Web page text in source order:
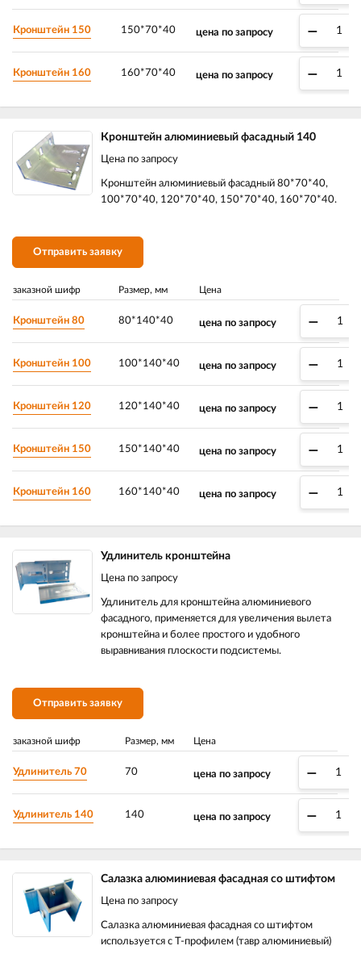
Кронштейн 150 150*70*40 цена по запросу –
Кронштейн 160 160*70*40 цена по запросу –
Кронштейн алюминиевый фасадный 140
Цена по запросу
Кронштейн алюминиевый фасадный 80*70*40,
100*70*40, 120*70*40, 150*70*40, 160*70*40.
Отправить заявку
заказной шифр Размер, мм Цена
Кронштейн 80 80*140*40 цена по запросу –
Кронштейн 100 100*140*40 цена по запросу –
Кронштейн 120 120*140*40 цена по запросу –
Кронштейн 150 150*140*40 цена по запросу –
Кронштейн 160 160*140*40 цена по запросу –
Удлинитель кронштейна
Цена по запросу
Удлинитель для кронштейна алюминиевого
фасадного, применяется для увеличения вылета
кронштейна и более простого и удобного
выравнивания плоскости подсистемы.
Отправить заявку
заказной шифр Размер, мм Цена
Удлинитель 70 70 цена по запросу –
Удлинитель 140 140 цена по запросу –
Салазка алюминиевая фасадная со штифтом
Цена по запросу
Салазка алюминиевая фасадная со штифтом
используется с Т-профилем (тавр алюминиевый)